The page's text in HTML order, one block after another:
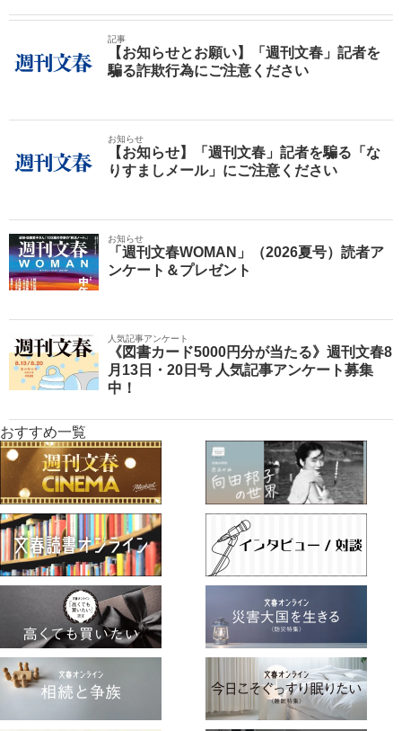
記事
【お知らせとお願い】「週刊文春」記者を
騙る詐欺行為にご注意ください
お知らせ
【お知らせ】「週刊文春」記者を騙る「な
りすましメール」にご注意ください
お知らせ
「週刊文春WOMAN」（2026夏号）読者ア
ンケート＆プレゼント
人気記事アンケート
《図書カード5000円分が当たる》週刊文春8
月13日・20日号 人気記事アンケート募集
中！
おすすめ一覧